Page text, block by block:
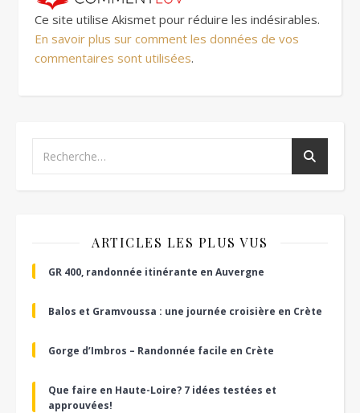
Ce site utilise Akismet pour réduire les indésirables.
En savoir plus sur comment les données de vos
commentaires sont utilisées.
ARTICLES LES PLUS VUS
GR 400, randonnée itinérante en Auvergne
Balos et Gramvoussa : une journée croisière en Crète
Gorge d’Imbros – Randonnée facile en Crète
Que faire en Haute-Loire? 7 idées testées et
approuvées!